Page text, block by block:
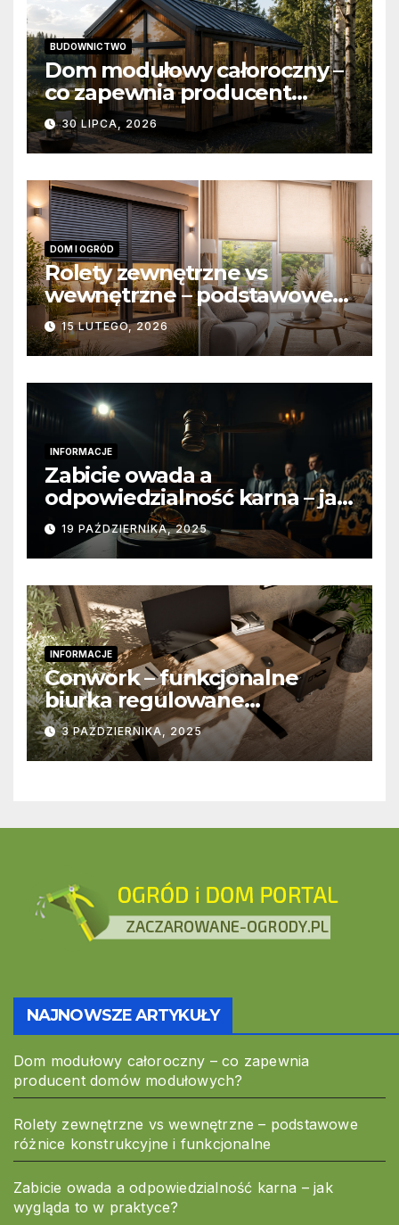
BUDOWNICTWO
Dom modułowy całoroczny –
co zapewnia producent
domów modułowych?
30 LIPCA, 2026
DOM I OGRÓD
Rolety zewnętrzne vs
wewnętrzne – podstawowe
różnice konstrukcyjne i
funkcjonalne
15 LUTEGO, 2026
INFORMACJE
Zabicie owada a
odpowiedzialność karna – jak
wygląda to w praktyce?
19 PAŹDZIERNIKA, 2025
INFORMACJE
Conwork – funkcjonalne
biurka regulowane
stworzone z myślą o
nowoczesnych
przestrzeniach pracy
3 PAŹDZIERNIKA, 2025
NAJNOWSZE ARTYKUŁY
Dom modułowy całoroczny – co zapewnia
producent domów modułowych?
Rolety zewnętrzne vs wewnętrzne – podstawowe
różnice konstrukcyjne i funkcjonalne
Zabicie owada a odpowiedzialność karna – jak
wygląda to w praktyce?